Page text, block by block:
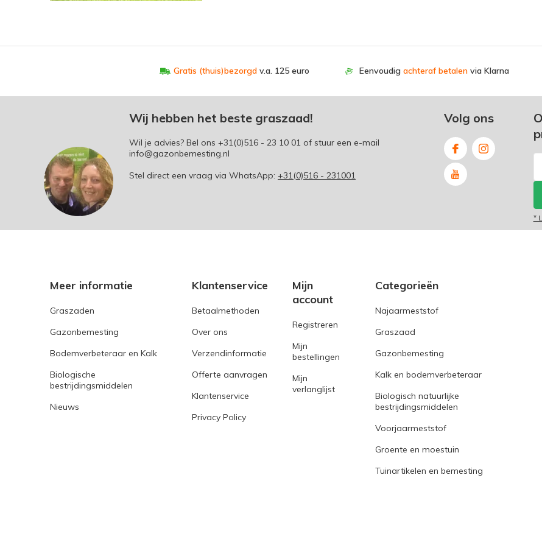
Gratis (thuis)bezorgd v.a. 125 euro Eenvoudig achteraf betalen via Klarna
Wij hebben het beste graszaad!
Wil je advies? Bel ons +31(0)516 - 23 10 01 of stuur een e-mail
info@gazonbemesting.nl
Stel direct een vraag via WhatsApp: +31(0)516 - 231001
Volg ons
*
Meer informatie
Graszaden
Gazonbemesting
Bodemverbeteraar en Kalk
Biologische
bestrijdingsmiddelen
Nieuws
Klantenservice
Betaalmethoden
Over ons
Verzendinformatie
Offerte aanvragen
Klantenservice
Privacy Policy
Mijn
account
Registreren
Mijn
bestellingen
Mijn
verlanglijst
Categorieën
Najaarmeststof
Graszaad
Gazonbemesting
Kalk en bodemverbeteraar
Biologisch natuurlijke
bestrijdingsmiddelen
Voorjaarmeststof
Groente en moestuin
Tuinartikelen en bemesting